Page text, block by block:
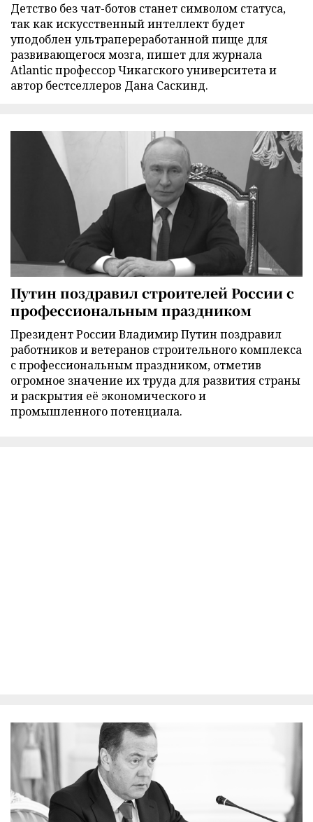
Детство без чат-ботов станет символом статуса,
так как искусственный интеллект будет
уподоблен ультрапереработанной пище для
развивающегося мозга, пишет для журнала
Atlantic профессор Чикагского университета и
автор бестселлеров Дана Саскинд.
Путин поздравил строителей России с
профессиональным праздником
Президент России Владимир Путин поздравил
работников и ветеранов строительного комплекса
с профессиональным праздником, отметив
огромное значение их труда для развития страны
и раскрытия её экономического и
промышленного потенциала.